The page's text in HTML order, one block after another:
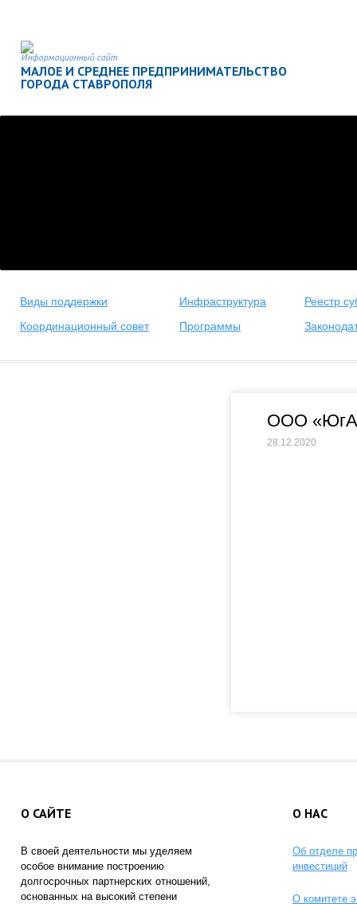
Информационный сайт
МАЛОЕ И СРЕДНЕЕ ПРЕДПРИНИМАТЕЛЬСТВО
ГОРОДА СТАВРОПОЛЯ
Виды поддержки Инфраструктура
Реестр
Координационный совет
Программы
ООО
28.12.2020
О САЙТЕ
В своей деятельности мы уделяем
особое внимание построению
долгосрочных партнерских отношений,
основанных на высокий степени
О НАС
Об отделе
инвестиций
О комитете